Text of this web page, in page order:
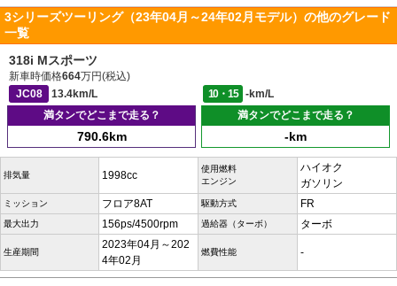
3シリーズツーリング（23年04月～24年02月モデル）の他のグレード
一覧
318i Mスポーツ
新車時価格664万円(税込)
JC08
13.4km/L 10・15
-km/L
満タンでどこまで走る？
790.6km
満タンでどこまで走る？
-km
排気量 1998cc
使用燃料
エンジン
ハイオク
ガソリン
ミッション フロア8AT 駆動方式 FR
最大出力 156ps/4500rpm 過給器（ターボ） ターボ
生産期間
2023年04月～202
4年02月
燃費性能 -